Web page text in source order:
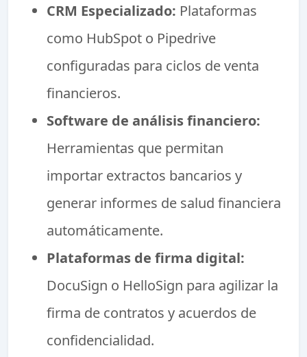
CRM Especializado: Plataformas
como HubSpot o Pipedrive
configuradas para ciclos de venta
financieros.
Software de análisis financiero:
Herramientas que permitan
importar extractos bancarios y
generar informes de salud financiera
automáticamente.
Plataformas de firma digital:
DocuSign o HelloSign para agilizar la
firma de contratos y acuerdos de
confidencialidad.